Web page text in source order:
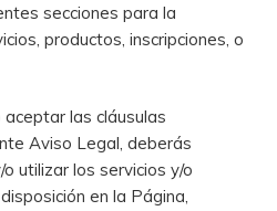
secciones para la
productos, inscripciones, o
las cláusulas
Aviso Legal, deberás
utilizar los servicios y/o
en la Página,